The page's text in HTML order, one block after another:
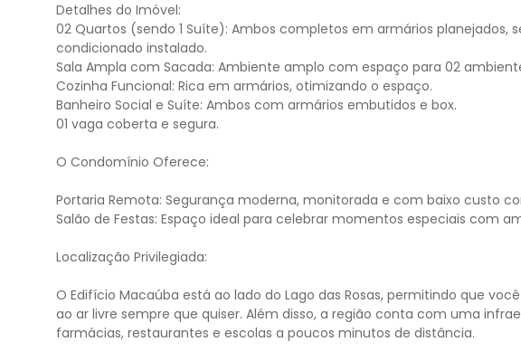
Detalhes do Imóvel:
02 Quartos (sendo 1 Suíte): Ambos completos em armários
condicionado instalado.
Sala Ampla com Sacada: Ambiente amplo com espaço para 02
Cozinha Funcional: Rica em armários, otimizando o espaço.
Banheiro Social e Suíte: Ambos com armários embutidos e box.
01 vaga coberta e segura.
O Condomínio Oferece:
Portaria Remota: Segurança moderna, monitorada e com baixo custo
Salão de Festas: Espaço ideal para celebrar momentos especiais com
Localização Privilegiada:
O Edifício Macaúba está ao lado do Lago das Rosas, permitindo que
ao ar livre sempre que quiser. Além disso, a região conta com uma
farmácias, restaurantes e escolas a poucos minutos de distância.